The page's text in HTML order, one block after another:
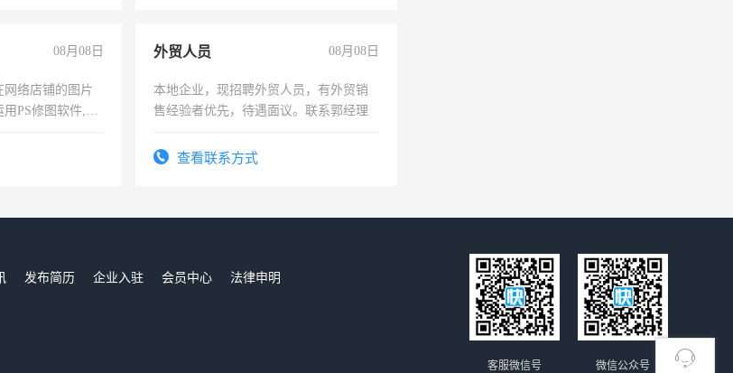
08月08日
网络店铺的图片
PS修图软件,工
外贸人员 08月08日
本地企业，现招聘外贸人员，有外贸销
售经验者优先，待遇面议。联系郭经理
查看联系方式
发布简历 企业入驻 会员中心
法律申明
微信公众号
客服微信号